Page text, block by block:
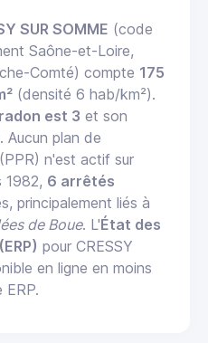
SUR SOMME (code
Saône-et-Loire,
Comté) compte 175
(densité 6 hab/km²).
est 3 et son
. Aucun plan de
n'est actif sur
1982, 6 arrêtés
principalement liés à
de Boue. L'État des
pour CRESSY
en ligne en moins
ERP.